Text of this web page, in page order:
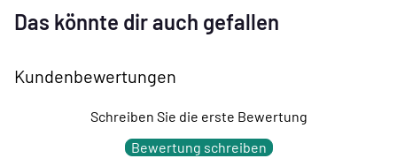
Das könnte dir auch gefallen
Kundenbewertungen
Schreiben Sie die erste Bewertung
Bewertung schreiben